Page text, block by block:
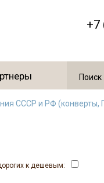
+7
СССР и РФ (конверты,
к дешевым: